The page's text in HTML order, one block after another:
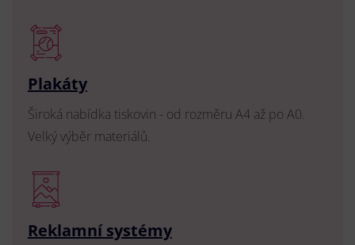
Plakáty
Široká nabídka tiskovin - od rozměru A4 až po A0.
Velký výběr materiálů.
Reklamní systémy